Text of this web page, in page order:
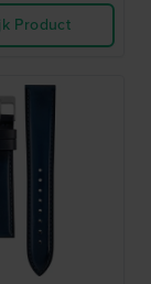
Product